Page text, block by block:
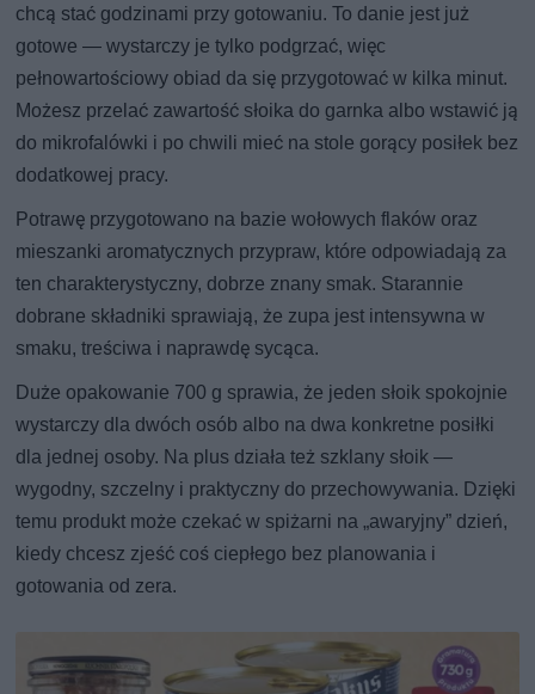
chcą stać godzinami przy gotowaniu. To danie jest już
gotowe — wystarczy je tylko podgrzać, więc
pełnowartościowy obiad da się przygotować w kilka minut.
Możesz przelać zawartość słoika do garnka albo wstawić ją
do mikrofalówki i po chwili mieć na stole gorący posiłek bez
dodatkowej pracy.
Potrawę przygotowano na bazie wołowych flaków oraz
mieszanki aromatycznych przypraw, które odpowiadają za
ten charakterystyczny, dobrze znany smak. Starannie
dobrane składniki sprawiają, że zupa jest intensywna w
smaku, treściwa i naprawdę sycąca.
Duże opakowanie 700 g sprawia, że jeden słoik spokojnie
wystarczy dla dwóch osób albo na dwa konkretne posiłki
dla jednej osoby. Na plus działa też szklany słoik —
wygodny, szczelny i praktyczny do przechowywania. Dzięki
temu produkt może czekać w spiżarni na „awaryjny” dzień,
kiedy chcesz zjeść coś ciepłego bez planowania i
gotowania od zera.